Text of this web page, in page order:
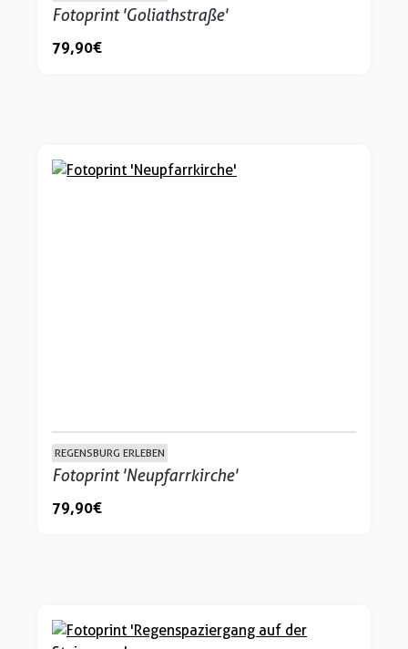
Fotoprint 'Goliathstraße'
79,90 €
REGENSBURG ERLEBEN
Fotoprint 'Neupfarrkirche'
79,90 €